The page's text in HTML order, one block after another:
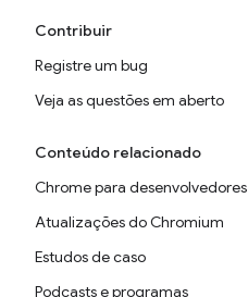
Contribuir
Registre um bug
Veja as questões em aberto
Conteúdo relacionado
Chrome para desenvolvedores
Atualizações do Chromium
Estudos de caso
Podcasts e programas